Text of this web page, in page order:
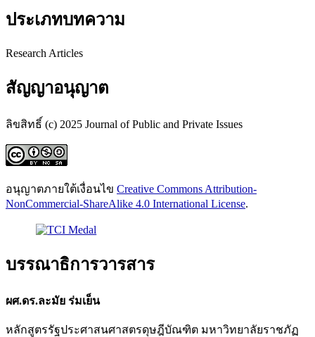
ประเภทบทความ
Research Articles
สัญญาอนุญาต
ลิขสิทธิ์ (c) 2025 Journal of Public and Private Issues
อนุญาตภายใต้เงื่อนไข Creative Commons Attribution-
NonCommercial-ShareAlike 4.0 International License.
บรรณาธิการวารสาร
ผศ.ดร.ละมัย ร่มเย็น
หลักสูตรรัฐประศาสนศาสตรดุษฎีบัณฑิต มหาวิทยาลัยราชภัฏ